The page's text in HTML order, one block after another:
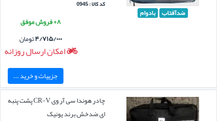
ضدآفتاب بادوام
کد کالا : 0945
۸+ فروش موفق
۴/۷۱۵/۰۰۰تومان
امکان ارسال روزانه
جزییات و خرید ...
چادر هوندا سی آر وی CR-V پشت پنبه
ای ضدخش برند یونیک